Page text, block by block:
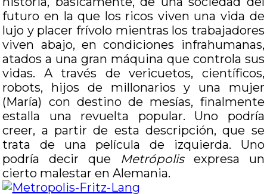
futuro en la que los ricos viven una vida de
lujo y placer frívolo mientras los trabajadores
viven abajo, en condiciones infrahumanas,
atados a una gran máquina que controla sus
vidas. A través de vericuetos, científicos,
robots, hijos de millonarios y una mujer
(María) con destino de mesías, finalmente
estalla una revuelta popular. Uno podría
creer, a partir de esta descripción, que se
trata de una película de izquierda. Uno
podría decir que Metrópolisexpresa un
cierto malestar en Alemania.